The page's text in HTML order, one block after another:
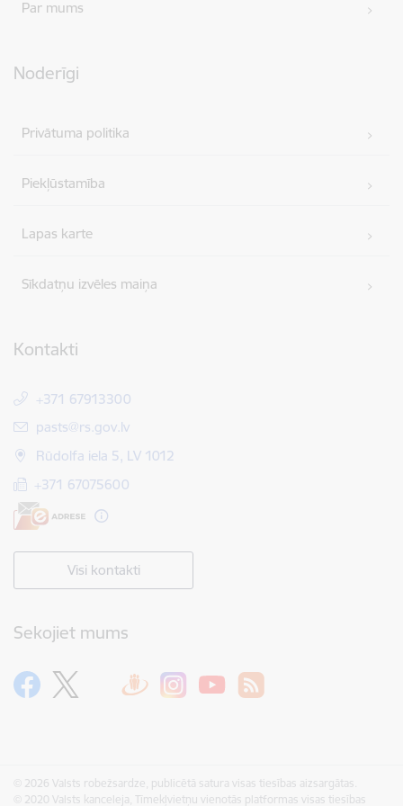
Par mums
Noderīgi
Privātuma politika
Piekļūstamība
Lapas karte
Sīkdatņu izvēles maiņa
Kontakti
+371 67913300
E-pasts:
pasts@rs.gov.lv
Rūdolfa iela 5, LV 1012
+371 67075600
Visi kontakti
Sekojiet mums
© 2026 Valsts robežsardze, publicētā satura visas tiesības aizsargātas.
© 2020 Valsts kanceleja, Tīmekļvietņu vienotās platformas visas tiesības